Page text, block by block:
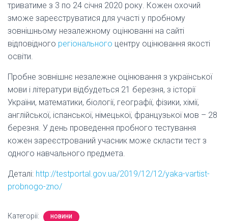
триватиме з 3 по 24 січня 2020 року. Кожен охочий
зможе зареєструватися для участі у пробному
зовнішньому незалежному оцінюванні на сайті
відповідного регіонального центру оцінювання якості
освіти.
Пробне зовнішнє незалежне оцінювання з української
мови і літератури відбудеться 21 березня, з історії
України, математики, біології, географії, фізики, хімії,
англійської, іспанської, німецької, французької мов – 28
березня. У день проведення пробного тестування
кожен зареєстрований учасник може скласти тест з
одного навчального предмета.
Деталі: http://testportal.gov.ua/2019/12/12/yaka-vartist-
probnogo-zno/
Категорії: НОВИНИ